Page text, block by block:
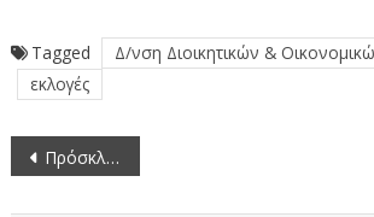
Tagged
Δ/νση Διοικητικών &
εκλογές
Πλοήγηση
Πρόσκληση Εκδήλωσης Ενδιαφέροντος δράσης Μ 3.1.2 ΠΑΑ 2014-2022